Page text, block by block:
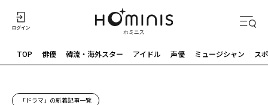
TOP 俳優 韓流・海外スター アイドル 声優 ミュージシャン ス
「ドラマ」の新着記事一覧